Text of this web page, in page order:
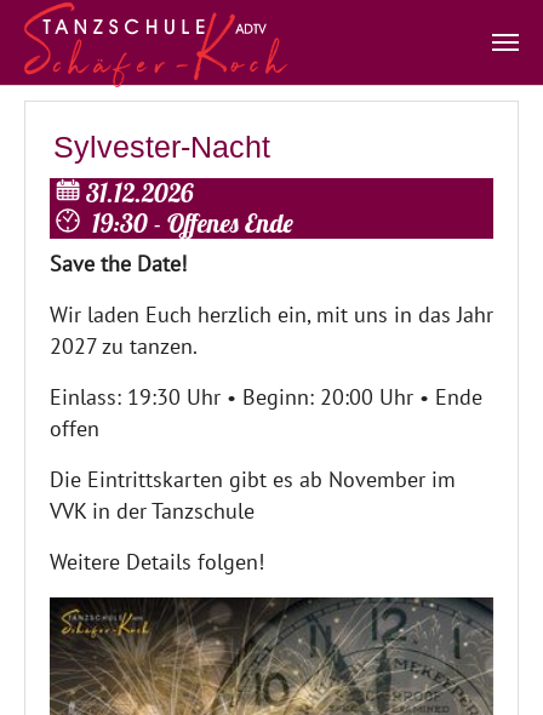
Zum Hauptinhalt springen
Sylvester-Nacht
31.12.2026
19:30 - Offenes Ende
Save the Date!
Wir laden Euch herzlich ein, mit uns in das Jahr
2027 zu tanzen.
Einlass: 19:30 Uhr • Beginn: 20:00 Uhr • Ende
offen
Die Eintrittskarten gibt es ab November im
VVK in der Tanzschule
Weitere Details folgen!